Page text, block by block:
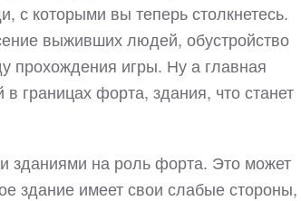
которыми вы теперь столкнетесь.
выживших людей, обустройство
прохождения игры. Ну а главная
границах форта, здания, что станет
зданиями на роль форта. Это может
здание имеет свои слабые стороны,